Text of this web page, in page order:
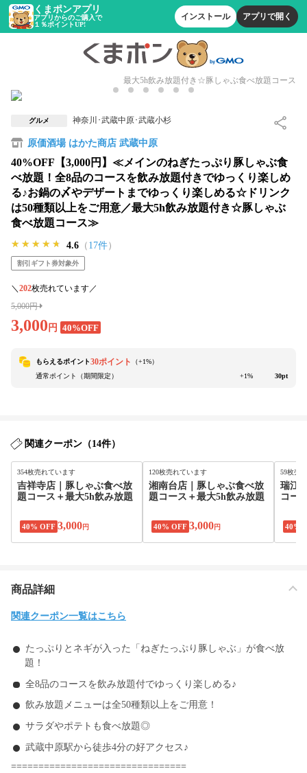
くまポンアプリ
アプリからのご購入で
１％ポイントUP!
インストール アプリで開く
最大5h飲み放題付き☆豚しゃぶ食べ放題コース
グルメ 神奈川･武蔵中原･武蔵小杉
原価酒場 はかた商店 武蔵中原
40%OFF【3,000円】≪メインのねぎたっぷり豚しゃぶ食
べ放題！全8品のコースを飲み放題付きでゆっくり楽しめ
る♪お鍋の〆やデザートまでゆっくり楽しめる☆ドリンク
は50種類以上をご用意／最大5h飲み放題付き☆豚しゃぶ
食べ放題コース≫
★★★★★
★★★★★
★★★★★ 4.6 （ 17件）
割引ギフト券対象外
＼ 202枚売れています／
5,000円
3,000 円 40%OFF
もらえるポイント30ポイント （+1%）
通常ポイント（期間限定）
+1% 30pt
関連クーポン（14件）
354枚売れています
吉祥寺店｜豚しゃぶ食べ放
題コース＋最大5h飲み放題
40% OFF 3,000円
120枚売れています
湘南台店｜豚しゃぶ食べ放
題コース＋最大5h飲み放題
40% OFF 3,000円
59枚売
瑞江
コー
40%
商品詳細
関連クーポン一覧はこちら
たっぷりとネギが入った「ねぎたっぷり豚しゃぶ」が食べ放
題！
全8品のコースを飲み放題付でゆっくり楽しめる♪
飲み放題メニューは全50種類以上をご用意！
サラダやポテトも食べ放題◎
武蔵中原駅から徒歩4分の好アクセス♪
================================